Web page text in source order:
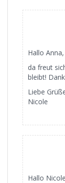
Hallo Anna,
da freut
bleibt!
Liebe
Nicole
Hallo